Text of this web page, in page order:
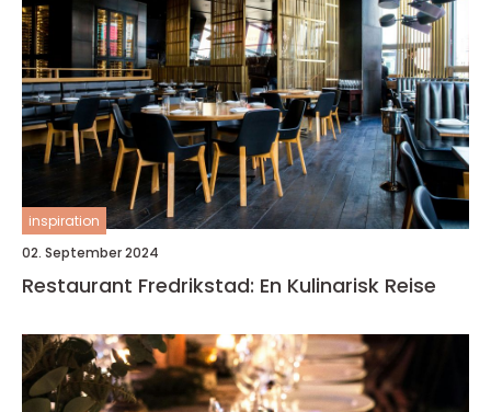
inspiration
02. September 2024
Restaurant Fredrikstad: En Kulinarisk Reise